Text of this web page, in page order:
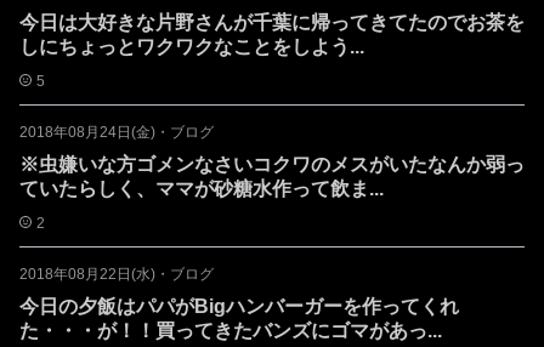
今日は大好きな片野さんが千葉に帰ってきてたのでお茶を
しに️ちょっとワクワクなことをしよう...
5
2018年08月24日(金) ・ ブログ
※虫嫌いな方ゴメンなさいコクワのメスがいたなんか弱っ
ていたらしく、ママが砂糖水作って飲ま...
2
2018年08月22日(水) ・ ブログ
今日の夕飯はパパがBigハンバーガーを作ってくれ
た・・・が！！買ってきたバンズにゴマがあっ...